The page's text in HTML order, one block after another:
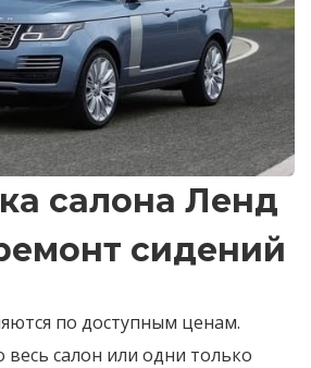
салона Ленд
сидений
по доступным ценам.
салон или одни только